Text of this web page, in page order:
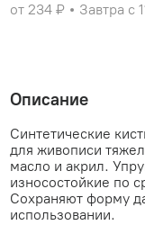
от 234 ₽
Завтра с
Описание
Синтетические
для живописи
масло и акрил.
износостойкие по
Сохраняют форму
использовании.